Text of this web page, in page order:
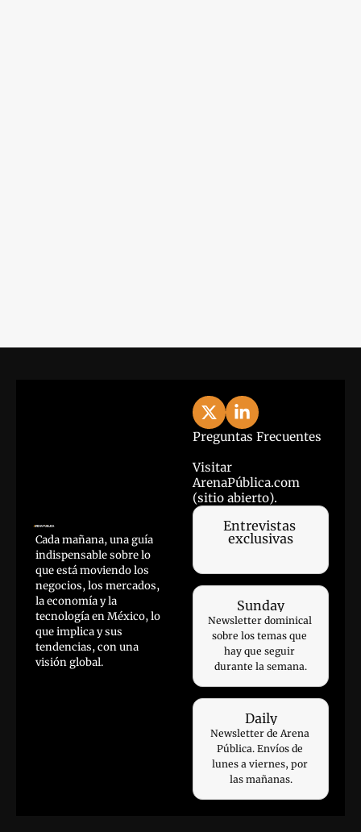
Cada mañana, una guía
indispensable sobre lo
que está moviendo los
negocios, los mercados,
la economía y la
tecnología en México, lo
que implica y sus
tendencias, con una
visión global.
Preguntas Frecuentes
Visitar
ArenaPública.com
(sitio abierto).
Entrevistas
exclusivas
Sunday
Newsletter dominical
sobre los temas que
hay que seguir
durante la semana.
Daily
Newsletter de Arena
Pública. Envíos de
lunes a viernes, por
las mañanas.